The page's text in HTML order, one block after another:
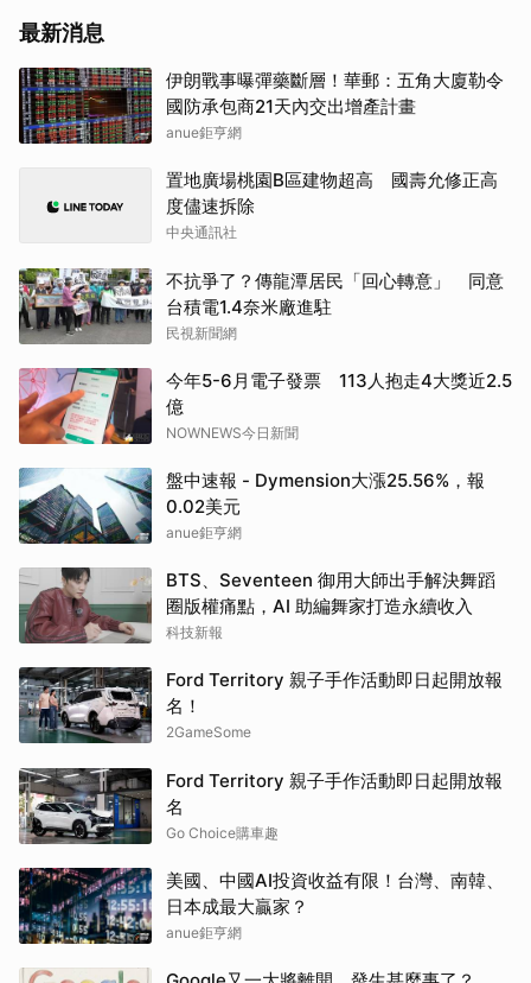
最新消息
伊朗戰事曝彈藥斷層！華郵：五角大廈勒令
國防承包商21天內交出增產計畫
anue鉅亨網
置地廣場桃園B區建物超高 國壽允修正高
度儘速拆除
中央通訊社
不抗爭了？傳龍潭居民「回心轉意」 同意
台積電1.4奈米廠進駐
民視新聞網
今年5-6月電子發票 113人抱走4大獎近2.5
億
NOWNEWS今日新聞
盤中速報 - Dymension大漲25.56%，報
0.02美元
anue鉅亨網
BTS、Seventeen 御用大師出手解決舞蹈
圈版權痛點，AI 助編舞家打造永續收入
科技新報
Ford Territory 親子手作活動即日起開放報
名！
2GameSome
Ford Territory 親子手作活動即日起開放報
名
Go Choice購車趣
美國、中國AI投資收益有限！台灣、南韓、
日本成最大贏家？
anue鉅亨網